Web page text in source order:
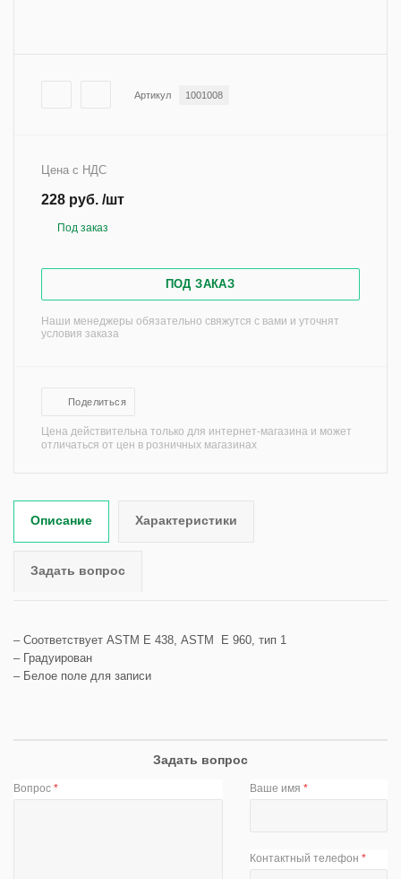
Артикул 1001008
Цена с НДС
228 руб. /шт
Под заказ
ПОД ЗАКАЗ
Наши менеджеры обязательно свяжутся с вами и уточнят
условия заказа
Поделиться
Цена действительна только для интернет-магазина и может
отличаться от цен в розничных магазинах
Описание Характеристики
Задать вопрос
– Соответствует ASTM Е 438, ASTM Е 960, тип 1
– Градуирован
– Белое поле для записи
Задать вопрос
Вопрос * Ваше имя*
Контактный телефон*